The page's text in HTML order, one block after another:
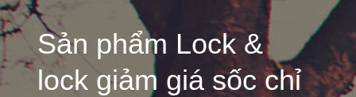
Sản phẩm Lock &
lock giảm giá sốc chỉ